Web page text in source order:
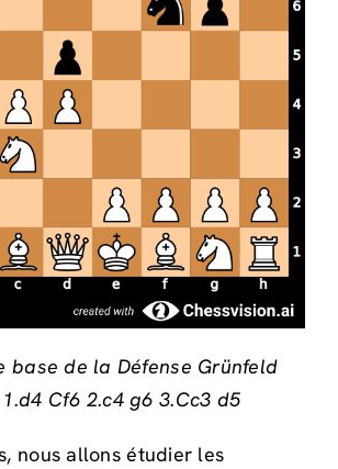
base de la Défense Grünfeld
Cf6 2.c4 g6 3.Cc3 d5
nous allons étudier les